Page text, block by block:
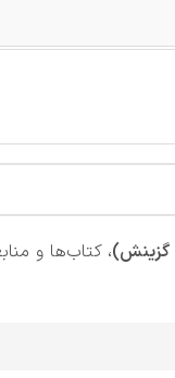
گزینش)، کتاب‌ها و